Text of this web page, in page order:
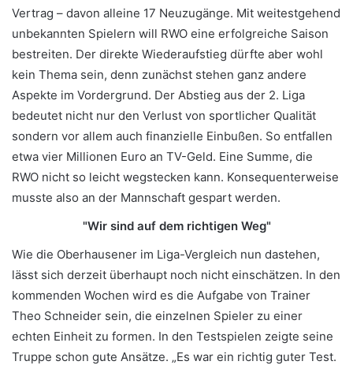
Vertrag – davon alleine 17 Neuzugänge. Mit weitestgehend
unbekannten Spielern will RWO eine erfolgreiche Saison
bestreiten. Der direkte Wiederaufstieg dürfte aber wohl
kein Thema sein, denn zunächst stehen ganz andere
Aspekte im Vordergrund. Der Abstieg aus der 2. Liga
bedeutet nicht nur den Verlust von sportlicher Qualität
sondern vor allem auch finanzielle Einbußen. So entfallen
etwa vier Millionen Euro an TV-Geld. Eine Summe, die
RWO nicht so leicht wegstecken kann. Konsequenterweise
musste also an der Mannschaft gespart werden.
"Wir sind auf dem richtigen Weg"
Wie die Oberhausener im Liga-Vergleich nun dastehen,
lässt sich derzeit überhaupt noch nicht einschätzen. In den
kommenden Wochen wird es die Aufgabe von Trainer
Theo Schneider sein, die einzelnen Spieler zu einer
echten Einheit zu formen. In den Testspielen zeigte seine
Truppe schon gute Ansätze. „Es war ein richtig guter Test.